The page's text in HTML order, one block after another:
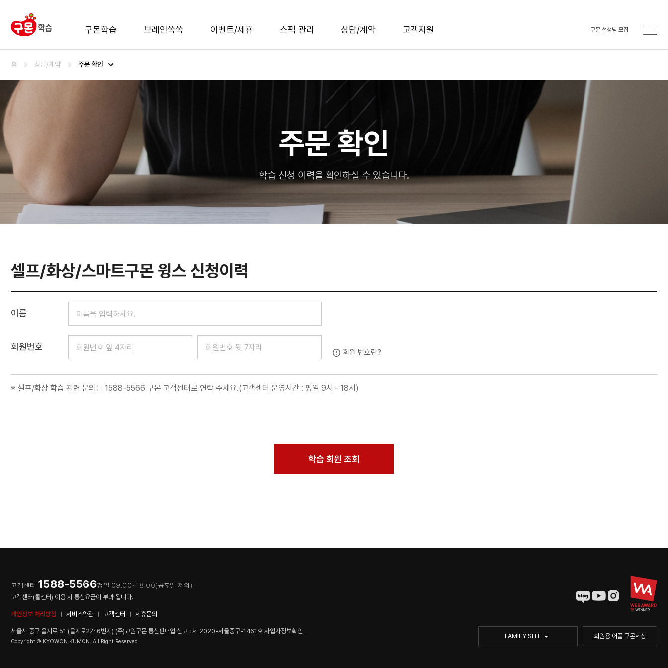
구몬학습 브레인쏙쏙 이벤트/제휴 스펙 관리 상담/계약 고객지원 구몬 선생님 모집
홈 상담/계약 주문 확인
주문 확인
학습 신청 이력을 확인하실 수 있습니다.
셀프/화상/스마트구몬 윙스 신청이력
이름
회원번호
회원 번호란?
셀프/화상 학습 관련 문의는 1588-5566 구몬 고객센터로 연락 주세요.(고객센터 운영시간 : 평일 9시 - 18시)
학습 회원 조회
고객센터 1588-5566평일 09:00~18:00(공휴일 제외)
고객센터(콜센터) 이용 시 통신요금이 부과 됩니다.
개인정보 처리방침 서비스약관 고객센터 제휴문의
서울시 중구 을지로 51 (을지로2가 6번지) (주)교원구몬 통신판매업 신고 : 제 2020-서울중구-1461호 사업자정보확인
Copyright © KYOWON KUMON. All Right Reserved
FAMILY SITE 회원용 어플 구몬세상